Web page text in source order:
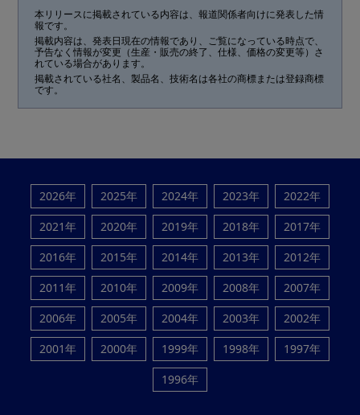
本リリースに掲載されている内容は、報道関係者向けに発表した情
報です。
掲載内容は、発表日現在の情報であり、ご覧になっている時点で、
予告なく情報が変更（生産・販売の終了、仕様、価格の変更等）さ
れている場合があります。
掲載されている社名、製品名、技術名は各社の商標または登録商標
です。
2026年 2025年 2024年 2023年
2022年
2021年
2020年 2019年 2018年
2017年
2016年
2015年 2014年 2013年
2012年
2011年
2010年 2009年 2008年
2007年
2006年
2005年 2004年 2003年
2002年
2001年
2000年 1999年 1998年
1997年
1996年